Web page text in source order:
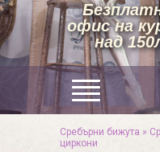
офис на
над
Сребърни бижута »
циркони